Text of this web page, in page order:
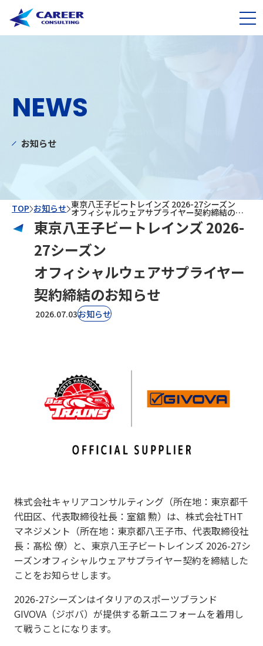
NEWS
お知らせ
TOP お知らせ 東京八王子ビートレインズ 2026-27シーズン
オフィシャルウェアサプライヤー契約締結のお知らせ
東京八王子ビートレインズ 2026-
27シーズン
オフィシャルウェアサプライヤー
契約締結のお知らせ
2026.07.03お知らせ
株式会社キャリアコンサルティング（所在地：東京都千
代田区、代表取締役社長：室舘 勲）は、株式会社THT
マネジメント（所在地：東京都八王子市、代表取締役社
長：髙松 僚）と、東京八王子ビートレインズ 2026-27シ
ーズンオフィシャルウェアサプライヤー契約を締結した
ことをお知らせします。
2026-27シーズンはイタリアのスポーツブランド
GIVOVA（ジボバ）が提供する新ユニフォームを着用し
て戦うことになります。